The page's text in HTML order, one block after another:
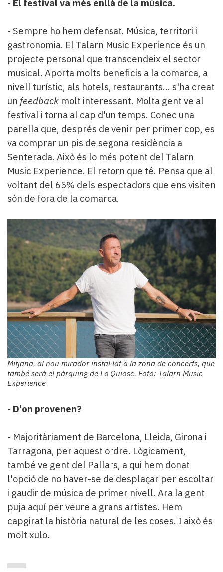
- El festival va més enllà de la música.
- Sempre ho hem defensat. Música, territori i
gastronomia. El Talarn Music Experience és un
projecte personal que transcendeix el sector
musical. Aporta molts beneficis a la comarca, a
nivell turístic, als hotels, restaurants... s'ha creat
un feedback molt interessant. Molta gent ve al
festival i torna al cap d'un temps. Conec una
parella que, després de venir per primer cop, es
va comprar un pis de segona residència a
Senterada. Això és lo més potent del Talarn
Music Experience. El retorn que té. Pensa que al
voltant del 65% dels espectadors que ens visiten
són de fora de la comarca.
Mitjana, al nou mirador instal·lat a la zona de concerts, que
també serà el pàrquing de Lo Quiosc. Foto: Talarn Music
Experience
- D'on provenen?
- Majoritàriament de Barcelona, Lleida, Girona i
Tarragona, per aquest ordre. Lògicament,
també ve gent del Pallars, a qui hem donat
l'opció de no haver-se de desplaçar per escoltar
i gaudir de música de primer nivell. Ara la gent
puja aquí per veure a grans artistes. Hem
capgirat la història natural de les coses. I això és
molt xulo.